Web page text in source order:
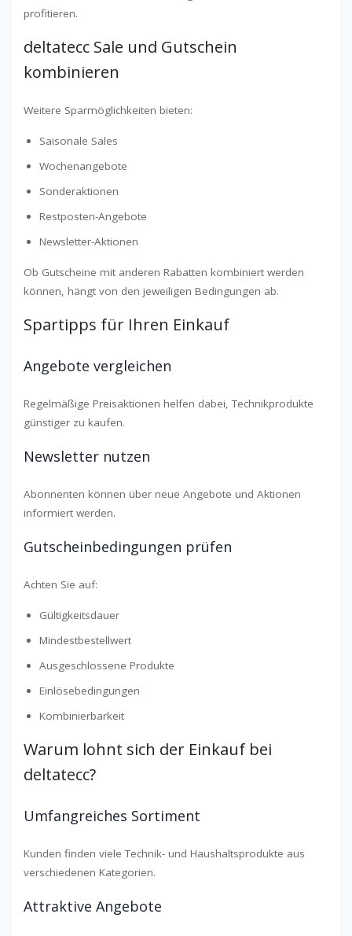
profitieren.
deltatecc Sale und Gutschein
kombinieren
Weitere Sparmöglichkeiten bieten:
Saisonale Sales
Wochenangebote
Sonderaktionen
Restposten-Angebote
Newsletter-Aktionen
Ob Gutscheine mit anderen Rabatten kombiniert werden
können, hängt von den jeweiligen Bedingungen ab.
Spartipps für Ihren Einkauf
Angebote vergleichen
Regelmäßige Preisaktionen helfen dabei, Technikprodukte
günstiger zu kaufen.
Newsletter nutzen
Abonnenten können über neue Angebote und Aktionen
informiert werden.
Gutscheinbedingungen prüfen
Achten Sie auf:
Gültigkeitsdauer
Mindestbestellwert
Ausgeschlossene Produkte
Einlösebedingungen
Kombinierbarkeit
Warum lohnt sich der Einkauf bei
deltatecc?
Umfangreiches Sortiment
Kunden finden viele Technik- und Haushaltsprodukte aus
verschiedenen Kategorien.
Attraktive Angebote